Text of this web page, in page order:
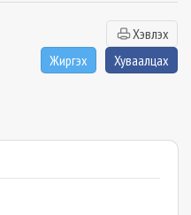
Хэвлэх
Жиргэх
Хуваалцах